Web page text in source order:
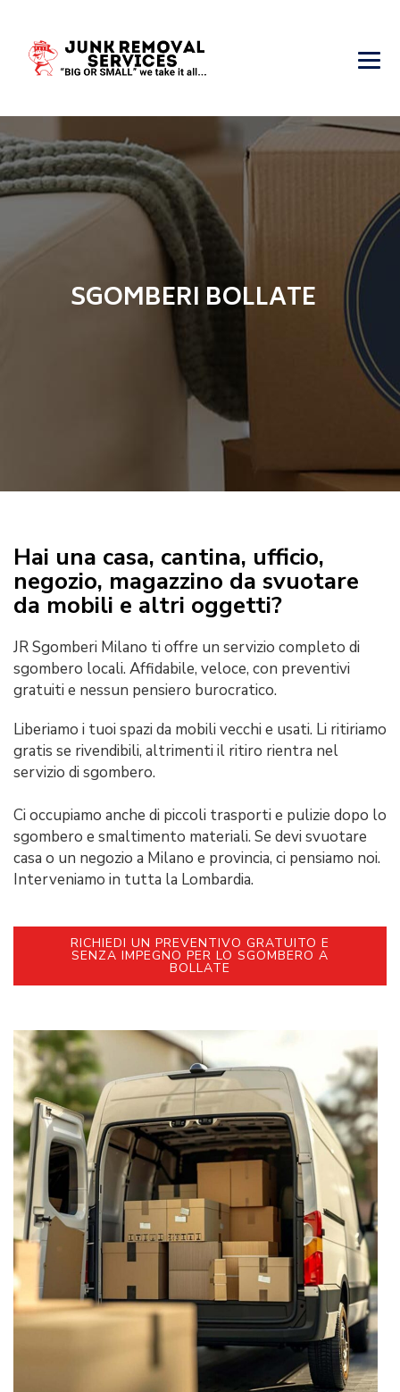
SGOMBERI BOLLATE
Hai una casa, cantina, ufficio,
negozio, magazzino da svuotare
da mobili e altri oggetti?
JR Sgomberi Milano ti offre un servizio completo di
sgombero locali. Affidabile, veloce, con preventivi
gratuiti e nessun pensiero burocratico.
Liberiamo i tuoi spazi da mobili vecchi e usati. Li ritiriamo
gratis se rivendibili, altrimenti il ritiro rientra nel
servizio di sgombero.
Ci occupiamo anche di piccoli trasporti e pulizie dopo lo
sgombero e smaltimento materiali. Se devi svuotare
casa o un negozio a Milano e provincia, ci pensiamo noi.
Interveniamo in tutta la Lombardia.
RICHIEDI UN PREVENTIVO GRATUITO E
SENZA IMPEGNO PER LO SGOMBERO A
BOLLATE